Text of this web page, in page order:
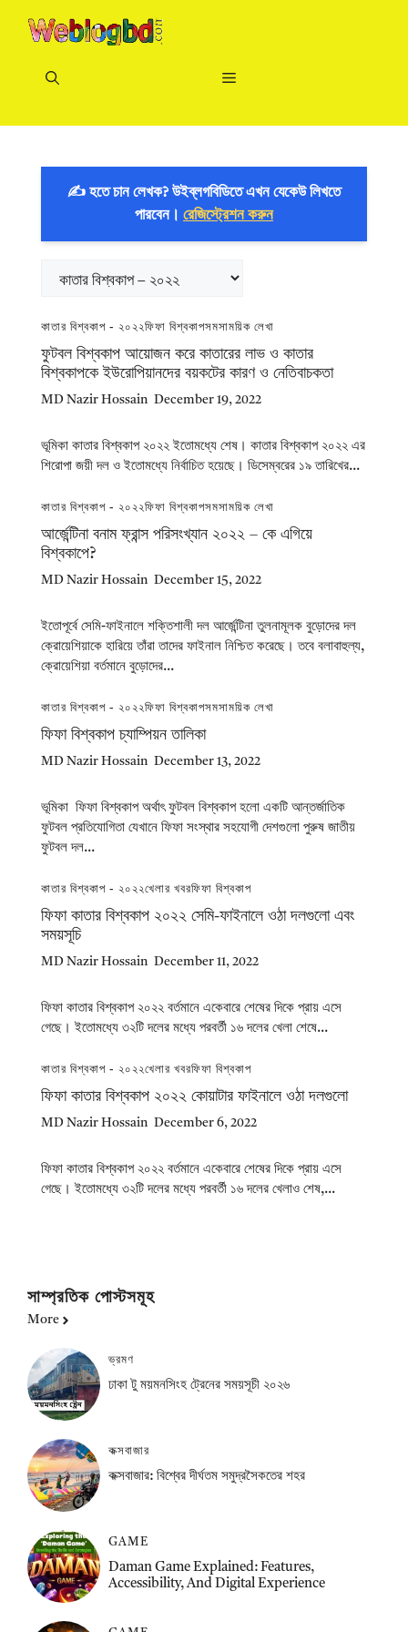
Menu
✍️ হতে চান লেখক? উইব্লগবিডিতে এখন যেকেউ লিখতে
পারবেন। রেজিস্ট্রেশন করুন
Categories
কাতার বিশ্বকাপ - ২০২২ফিফা বিশ্বকাপসমসাময়িক লেখা
ফুটবল বিশ্বকাপ আয়োজন করে কাতারের লাভ ও কাতার
বিশ্বকাপকে ইউরোপিয়ানদের বয়কটের কারণ ও নেতিবাচকতা
MD Nazir Hossain December 19, 2022
ভূমিকা কাতার বিশ্বকাপ ২০২২ ইতোমধ্যে শেষ। কাতার বিশ্বকাপ ২০২২ এর
শিরোপা জয়ী দল ও ইতোমধ্যে নির্বাচিত হয়েছে। ডিসেম্বরের ১৯ তারিখের...
কাতার বিশ্বকাপ - ২০২২ফিফা বিশ্বকাপসমসাময়িক লেখা
আর্জেন্টিনা বনাম ফ্রান্স পরিসংখ্যান ২০২২ – কে এগিয়ে
বিশ্বকাপে?
MD Nazir Hossain December 15, 2022
ইতোপূর্বে সেমি-ফাইনালে শক্তিশালী দল আর্জেন্টিনা তুলনামূলক বুড়োদের দল
ক্রোয়েশিয়াকে হারিয়ে তাঁরা তাদের ফাইনাল নিশ্চিত করেছে। তবে বলাবাহুল্য,
ক্রোয়েশিয়া বর্তমানে বুড়োদের...
কাতার বিশ্বকাপ - ২০২২ফিফা বিশ্বকাপসমসাময়িক লেখা
ফিফা বিশ্বকাপ চ্যাম্পিয়ন তালিকা
MD Nazir Hossain December 13, 2022
ভূমিকা ফিফা বিশ্বকাপ অর্থাৎ ফুটবল বিশ্বকাপ হলো একটি আন্তর্জাতিক
ফুটবল প্রতিযোগিতা যেখানে ফিফা সংস্থার সহযোগী দেশগুলো পুরুষ জাতীয়
ফুটবল দল...
কাতার বিশ্বকাপ - ২০২২খেলার খবরফিফা বিশ্বকাপ
ফিফা কাতার বিশ্বকাপ ২০২২ সেমি-ফাইনালে ওঠা দলগুলো এবং
সময়সূচি
MD Nazir Hossain December 11, 2022
ফিফা কাতার বিশ্বকাপ ২০২২ বর্তমানে একেবারে শেষের দিকে প্রায় এসে
গেছে। ইতোমধ্যে ৩২টি দলের মধ্যে পরবর্তী ১৬ দলের খেলা শেষে...
কাতার বিশ্বকাপ - ২০২২খেলার খবরফিফা বিশ্বকাপ
ফিফা কাতার বিশ্বকাপ ২০২২ কোয়াটার ফাইনালে ওঠা দলগুলো
MD Nazir Hossain December 6, 2022
ফিফা কাতার বিশ্বকাপ ২০২২ বর্তমানে একেবারে শেষের দিকে প্রায় এসে
গেছে। ইতোমধ্যে ৩২টি দলের মধ্যে পরবর্তী ১৬ দলের খেলাও শেষ,...
সাম্প্রতিক পোস্টসমূহ
More
ভ্রমণ
ঢাকা টু ময়মনসিংহ ট্রেনের সময়সূচী ২০২৬
কক্সবাজার
কক্সবাজার: বিশ্বের দীর্ঘতম সমুদ্রসৈকতের শহর
GAME
Daman Game Explained: Features,
Accessibility, And Digital Experience